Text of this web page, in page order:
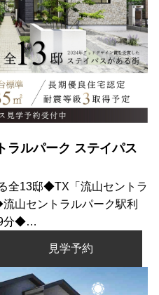
ラルパーク ステイパス
全13邸◆TX「流山セントラ
山セントラルパーク駅利
分◆…
見学予約